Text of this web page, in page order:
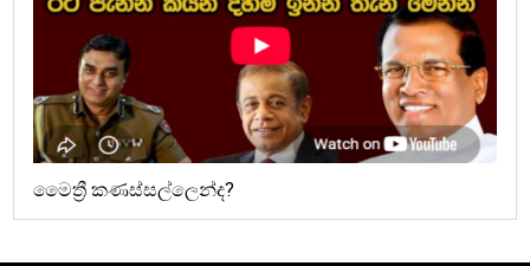
මෛත්‍රී කණස්සල්ලෙන්ද?